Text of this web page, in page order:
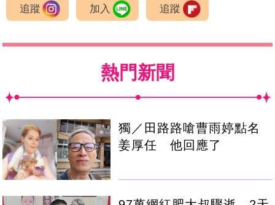
追蹤 加入 追蹤
熱門新聞
獨／田路路嗆曹雨婷點名
姜厚任 他回應了